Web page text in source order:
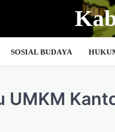
SOSIAL BUDAYA
UMKM